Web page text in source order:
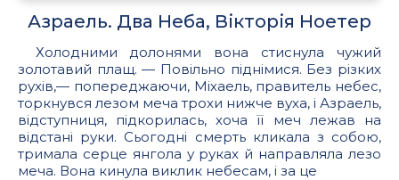
Азраель. Два Неба, Вікторія Ноетер
Холодними долонями вона стиснула чужий
золотавий плащ. — Повільно піднімися. Без різких
рухів,— попереджаючи, Міхаель, правитель небес,
торкнувся лезом меча трохи нижче вуха, і Азраель,
відступниця, підкорилась, хоча її меч лежав на
відстані руки. Сьогодні смерть кликала з собою,
тримала серце янгола у руках й направляла лезо
меча. Вона кинула виклик небесам, і за це